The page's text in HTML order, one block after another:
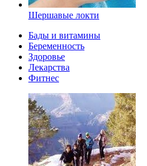
Шершавые локти
Бады и витамины
Беременность
Здоровье
Лекарства
Фитнес